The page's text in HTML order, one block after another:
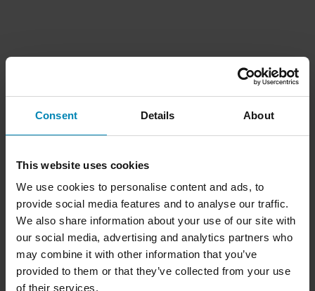
Consent Details About
This website uses cookies
We use cookies to personalise content and ads, to
provide social media features and to analyse our traffic.
We also share information about your use of our site with
our social media, advertising and analytics partners who
may combine it with other information that you’ve
provided to them or that they’ve collected from your use
of their services.